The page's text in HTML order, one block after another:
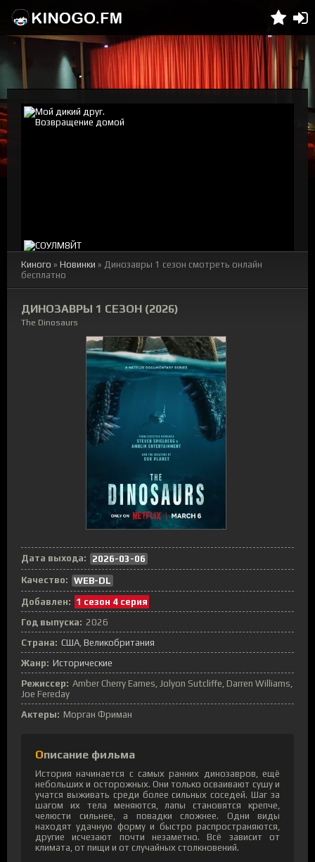
Киного » Новинки » Динозавры 1 сезон смотреть онлайн
бесплатно
ДИНОЗАВРЫ 1 СЕЗОН (2026)
The Dinosaurs
Дата выхода:
2026-03-06
Качество: WEB-DL
Добавлен: 1 сезон 4 серия
Год выпуска: 2026
Страна: США Великобритания
Жанр: Исторические
Режиссер: Amber Cherry Eames, Jolyon Sutcliffe, Darren Williams,
Joe Fereday
Актеры: Морган Фриман
Описание фильма
История начинается с самых ранних динозавров, ещё
небольших и осторожных. Они только осваивают сушу и
учатся выживать среди более сильных соседей. Шаг за
шагом их тела меняются, лапы становятся крепче,
челюсти сильнее, а повадки сложнее. Одни виды
находят удачную форму и быстро распространяются,
другие исчезают почти незаметно. Всё зависит от
климата, от пищи и от случайных столкновений.